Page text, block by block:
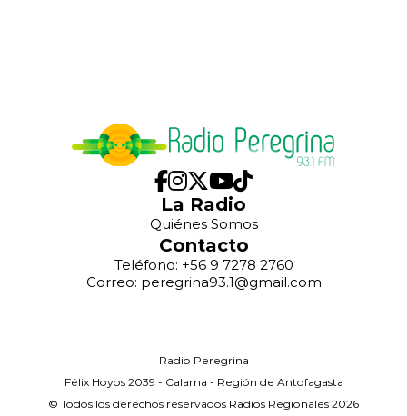
La Radio
Quiénes Somos
Contacto
Teléfono: +56 9 7278 2760
Correo: peregrina93.1@gmail.com
Radio Peregrina
Félix Hoyos 2039 - Calama - Región de Antofagasta
© Todos los derechos reservados Radios Regionales 2026